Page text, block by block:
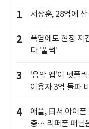
1 서장훈, 28억에
2
폭염에도 현장 지
다 '풀썩'
3
'음악 앱'이 넷플
이용자 3억 돌파
4
애플, 日서 아이
충… 리퍼폰 패널